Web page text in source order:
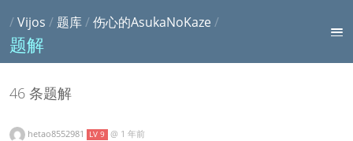
/Vijos / 题库/伤心的AsukaNoKaze /
题解
46 条题解
hetao8552981 LV 9 @ 1 年前